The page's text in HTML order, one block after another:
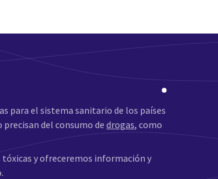
para el sistema sanitario de los países
del consumo de drogas, como
tóxicas y ofreceremos información y